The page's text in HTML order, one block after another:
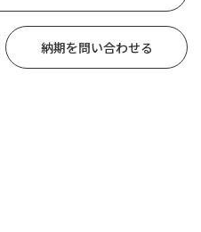
納期を問い合わせる